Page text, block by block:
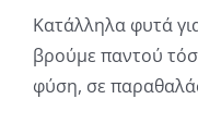
Κατάλληλα φυτά
βρούμε παντού
φύση, σε